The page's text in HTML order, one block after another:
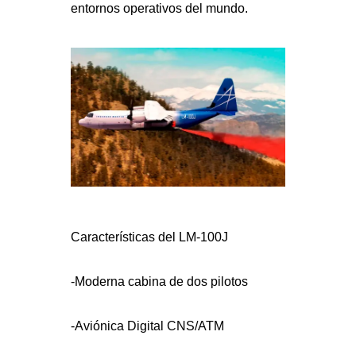
entornos operativos del mundo.
Características del LM-100J
-Moderna cabina de dos pilotos
-Aviónica Digital CNS/ATM